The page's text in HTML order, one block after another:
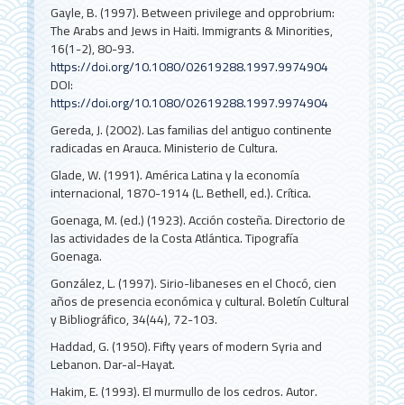
Gayle, B. (1997). Between privilege and opprobrium:
The Arabs and Jews in Haiti. Immigrants & Minorities,
16(1-2), 80-93.
https://doi.org/10.1080/02619288.1997.9974904
DOI:
https://doi.org/10.1080/02619288.1997.9974904
Gereda, J. (2002). Las familias del antiguo continente
radicadas en Arauca. Ministerio de Cultura.
Glade, W. (1991). América Latina y la economía
internacional, 1870-1914 (L. Bethell, ed.). Crítica.
Goenaga, M. (ed.) (1923). Acción costeña. Directorio de
las actividades de la Costa Atlántica. Tipografía
Goenaga.
González, L. (1997). Sirio-libaneses en el Chocó, cien
años de presencia económica y cultural. Boletín Cultural
y Bibliográfico, 34(44), 72-103.
Haddad, G. (1950). Fifty years of modern Syria and
Lebanon. Dar-al-Hayat.
Hakim, E. (1993). El murmullo de los cedros. Autor.